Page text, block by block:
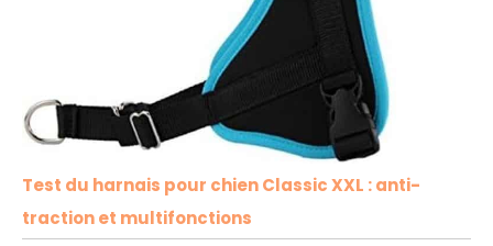
Test du harnais pour chien Classic XXL : anti-
traction et multifonctions